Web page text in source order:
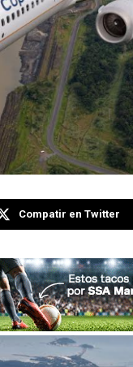
Compatir en Twitter